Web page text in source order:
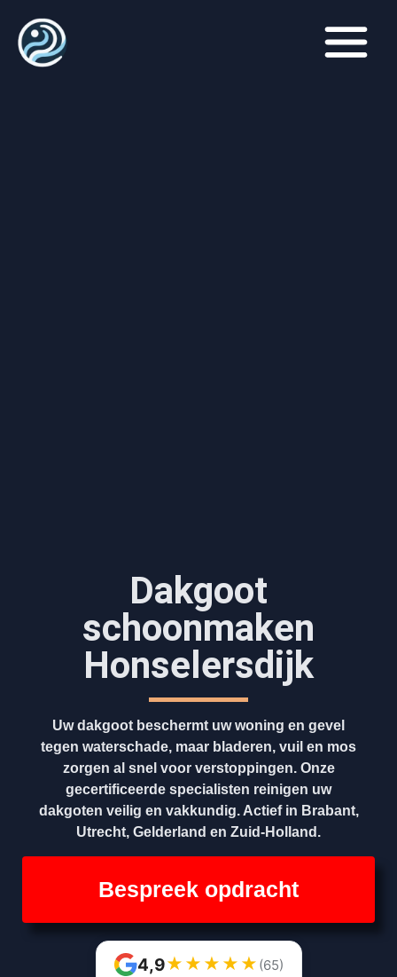
Dakgoot
schoonmaken​
Honselersdijk
Uw dakgoot beschermt uw woning en gevel
tegen waterschade, maar bladeren, vuil en mos
zorgen al snel voor verstoppingen. Onze
gecertificeerde specialisten reinigen uw
dakgoten veilig en vakkundig. Actief in Brabant,
Utrecht, Gelderland en Zuid-Holland.
Bespreek opdracht
4,9★ ★ ★ ★ ★ (65)